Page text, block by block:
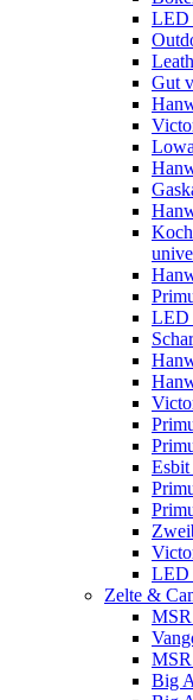
LED
Gut
LED
Esbit
LED
Zelte &
MSR
Big